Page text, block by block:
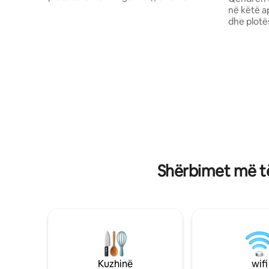
në këtë
dhe
Shërbimet më
Kuzhinë wifi